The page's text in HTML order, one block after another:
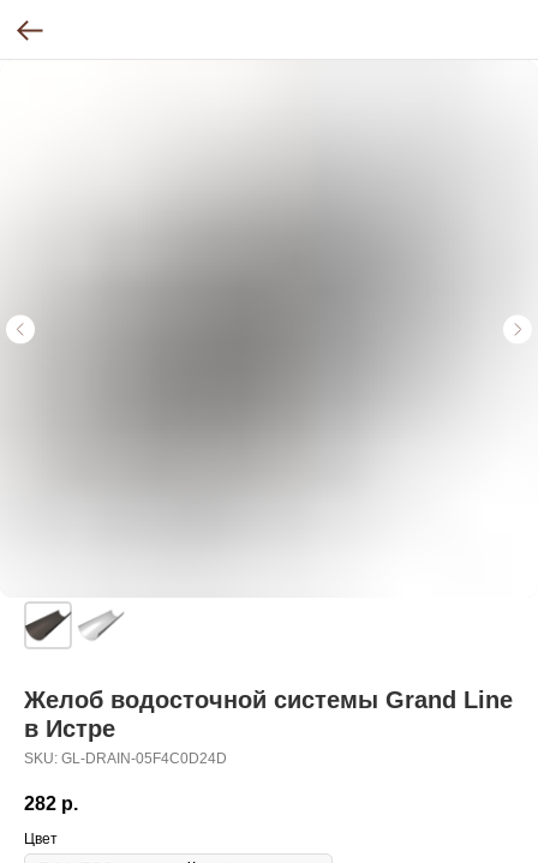
Желоб водосточной системы Grand Line
в Истре
SKU: GL-DRAIN-05F4C0D24D
282 р.
Цвет